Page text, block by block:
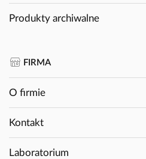
Produkty archiwalne
FIRMA
O firmie
Kontakt
Laboratorium